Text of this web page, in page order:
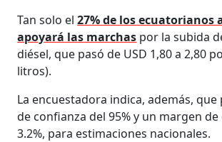
Tan solo el27% de los ecuatorianos
apoyará las marchas por la subida
diésel, que pasó de USD 1,80 a 2,80
litros).
La encuestadora indica, además, que
de confianza del 95% y un margen
3.2%, para estimaciones nacionales.